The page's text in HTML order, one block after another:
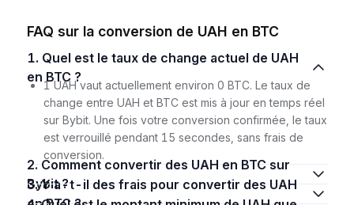
FAQ sur la conversion de UAH en BTC
1. Quel est le taux de change actuel de UAH
en BTC ?
1 UAH vaut actuellement environ 0 BTC. Le taux de
change entre UAH et BTC est mis à jour en temps réel
sur Bybit. Une fois votre conversion confirmée, le taux
est verrouillé pendant 15 secondes, sans frais de
conversion.
2. Comment convertir des UAH en BTC sur
Bybit ?
3. Y a-t-il des frais pour convertir des UAH